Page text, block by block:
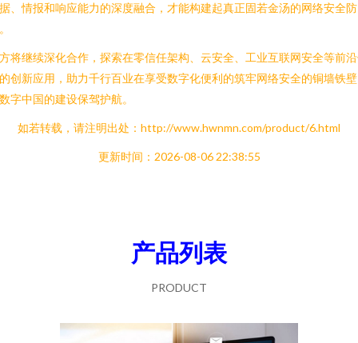
、情报和响应能力的深度融合，才能构建起真正固若金汤的网络安全防
将继续深化合作，探索在零信任架构、云安全、工业互联网安全等前
创新应用，助力千行百业在享受数字化便利的筑牢网络安全的铜墙铁
字中国的建设保驾护航。
如若转载，请注明出处：http://www.hwnmn.com/product/6.html
更新时间：2026-08-06 22:38:55
产品列表
PRODUCT